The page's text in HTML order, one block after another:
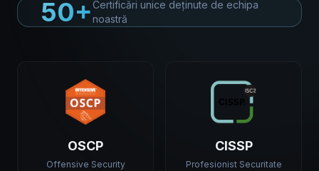
50+Certificări unice deținute de echipa
noastră
OSCP
Offensive Security
CISSP
Profesionist Securitate